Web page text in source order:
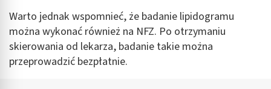
Warto jednak wspomnieć, że badanie lipidogramu
można wykonać również na NFZ. Po otrzymaniu
skierowania od lekarza, badanie takie można
przeprowadzić bezpłatnie.